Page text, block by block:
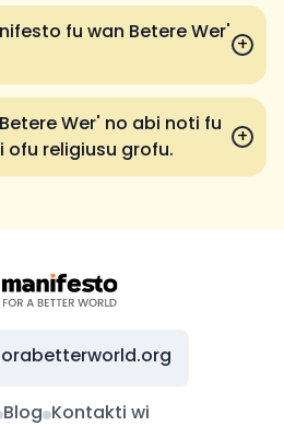
fu wan Betere Wer'
+
Wer' no abi noti fu
religiusu grofu.
+
Blog Kontakti wi